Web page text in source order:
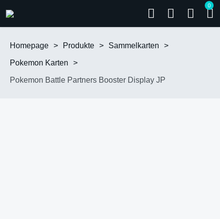
0
Homepage > Produkte > Sammelkarten >
Pokemon Karten >
Pokemon Battle Partners Booster Display JP